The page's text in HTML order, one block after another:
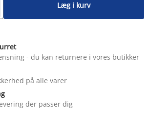
Læg i kurv
- du kan returnere i vores butikker
på alle varer
der passer dig